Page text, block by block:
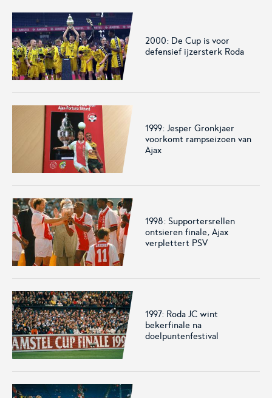
2000: De Cup is voor
defensief ijzersterk Roda
1999: Jesper Gronkjaer
voorkomt rampseizoen van
Ajax
1998: Supportersrellen
ontsieren finale, Ajax
verplettert PSV
1997: Roda JC wint
bekerfinale na
doelpuntenfestival